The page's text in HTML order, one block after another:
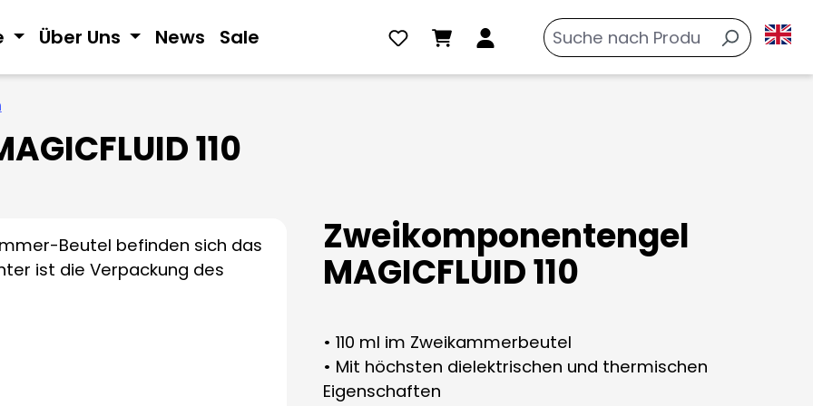
Über Uns News Sale
110
Zweikomponentengel
MAGICFLUID 110
• 110 ml im Zweikammerbeutel
• Mit höchsten dielektrischen und thermischen
Eigenschaften